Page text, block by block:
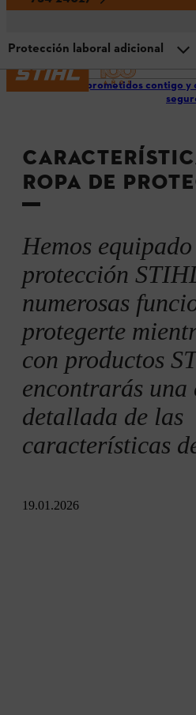
Comprometidos contigo
ROPA DE
Hemos
protección
numerosas
protegerte
con productos
encontrarás
detallada de las
características
19.01.2026
Protección laboral adicional
Protección anticorte: Casco,
Ajustes
Equipamiento funcional
Composición del material
Protección laboral adicional